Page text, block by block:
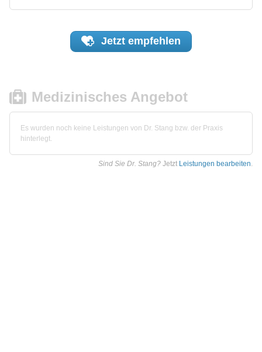
Jetzt empfehlen
Medizinisches Angebot
Es wurden noch keine Leistungen von Dr. Stang bzw. der Praxis
hinterlegt.
Sind Sie Dr. Stang? Jetzt Leistungen bearbeiten.